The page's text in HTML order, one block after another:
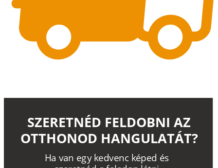
Ha van egy kedvenc képed és
SZERETNÉD FELDOBNI AZ
OTTHONOD HANGULATÁT?